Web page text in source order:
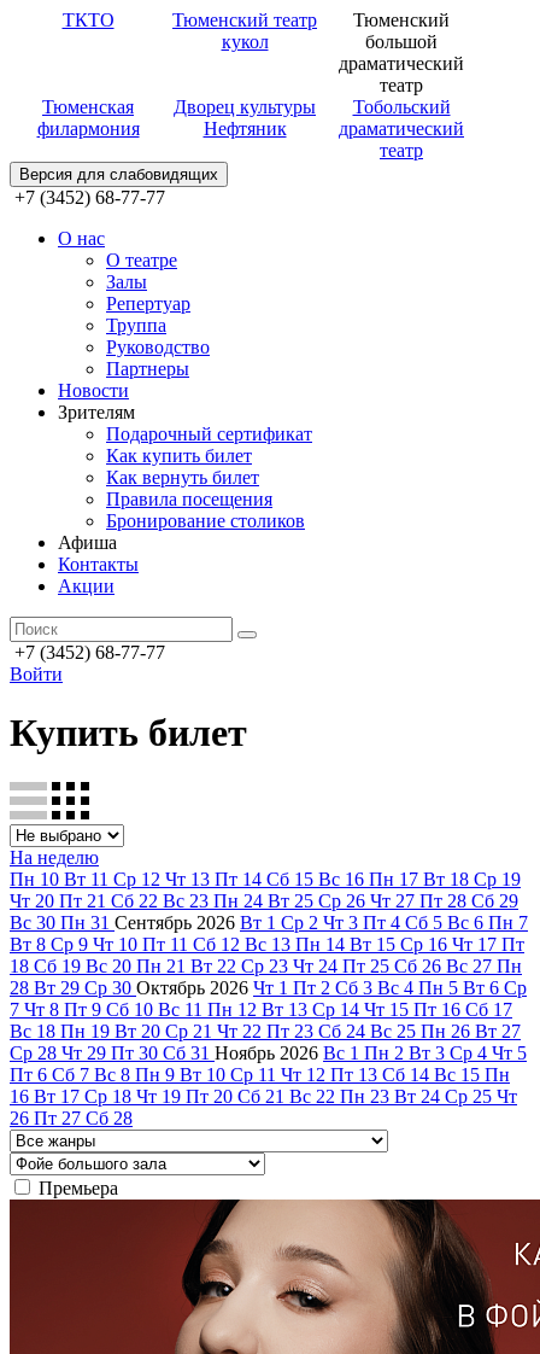
ТКТО
Тюменский театр
кукол
Тюменский
большой
драматический
театр
Тюменская
филармония
Дворец культуры
Нефтяник
Тобольский
драматический
театр
Версия для слабовидящих
+7 (3452) 68-77-77
О нас
О театре
Залы
Репертуар
Труппа
Руководство
Партнеры
Новости
Зрителям
Подарочный сертификат
Как купить билет
Как вернуть билет
Правила посещения
Бронирование столиков
Афиша
Контакты
Акции
+7 (3452) 68-77-77
Войти
Купить билет
На неделю
Пн 10 Вт 11 Ср 12 Чт 13 Пт 14 Сб 15 Вс 16 Пн 17 Вт 18 Ср 19
Чт 20 Пт 21 Сб 22 Вс 23 Пн 24 Вт 25 Ср 26 Чт 27 Пт 28 Сб 29
Вс 30 Пн 31 Сентябрь 2026 Вт 1 Ср 2 Чт 3 Пт 4 Сб 5 Вс 6 Пн 7
Вт 8 Ср 9 Чт 10 Пт 11 Сб 12 Вс 13 Пн 14 Вт 15 Ср 16 Чт 17 Пт
18 Сб 19 Вс 20 Пн 21 Вт 22 Ср 23 Чт 24 Пт 25 Сб 26 Вс 27 Пн
28 Вт 29 Ср 30 Октябрь 2026 Чт 1 Пт 2 Сб 3 Вс 4 Пн 5 Вт 6 Ср
7 Чт 8 Пт 9 Сб 10 Вс 11 Пн 12 Вт 13 Ср 14 Чт 15 Пт 16 Сб 17
Вс 18 Пн 19 Вт 20 Ср 21 Чт 22 Пт 23 Сб 24 Вс 25 Пн 26 Вт 27
Ср 28 Чт 29 Пт 30 Сб 31 Ноябрь 2026 Вс 1 Пн 2 Вт 3 Ср 4 Чт 5
Пт 6 Сб 7 Вс 8 Пн 9 Вт 10 Ср 11 Чт 12 Пт 13 Сб 14 Вс 15 Пн
16 Вт 17 Ср 18 Чт 19 Пт 20 Сб 21 Вс 22 Пн 23 Вт 24 Ср 25 Чт
26 Пт 27 Сб 28
Премьера